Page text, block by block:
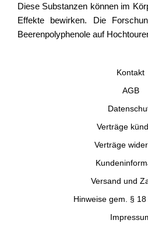
Diese Substanzen können im
Effekte bewirken. Die
Beerenpolyphenole auf
Kontakt
AGB
Verträge
Verträge
Versand und
Hinweise gem. §